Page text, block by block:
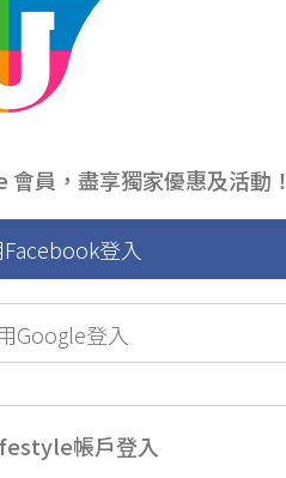
員，盡享獨家優惠及活動！
登入
Google登入
帳戶登入